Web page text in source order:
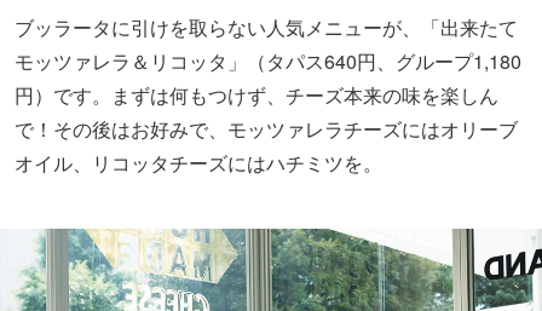
ブッラータに引けを取らない人気メニューが、「出来たて
モッツァレラ＆リコッタ」（タパス640円、グループ1,180
円）です。まずは何もつけず、チーズ本来の味を楽しん
で！その後はお好みで、モッツァレラチーズにはオリーブ
オイル、リコッタチーズにはハチミツを。